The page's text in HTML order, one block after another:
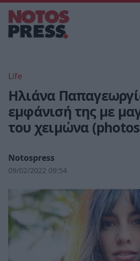
Life
Ηλιάνα
εμφάνισή της με
του χειμώνα
Notospress
09/02/2022 09:54